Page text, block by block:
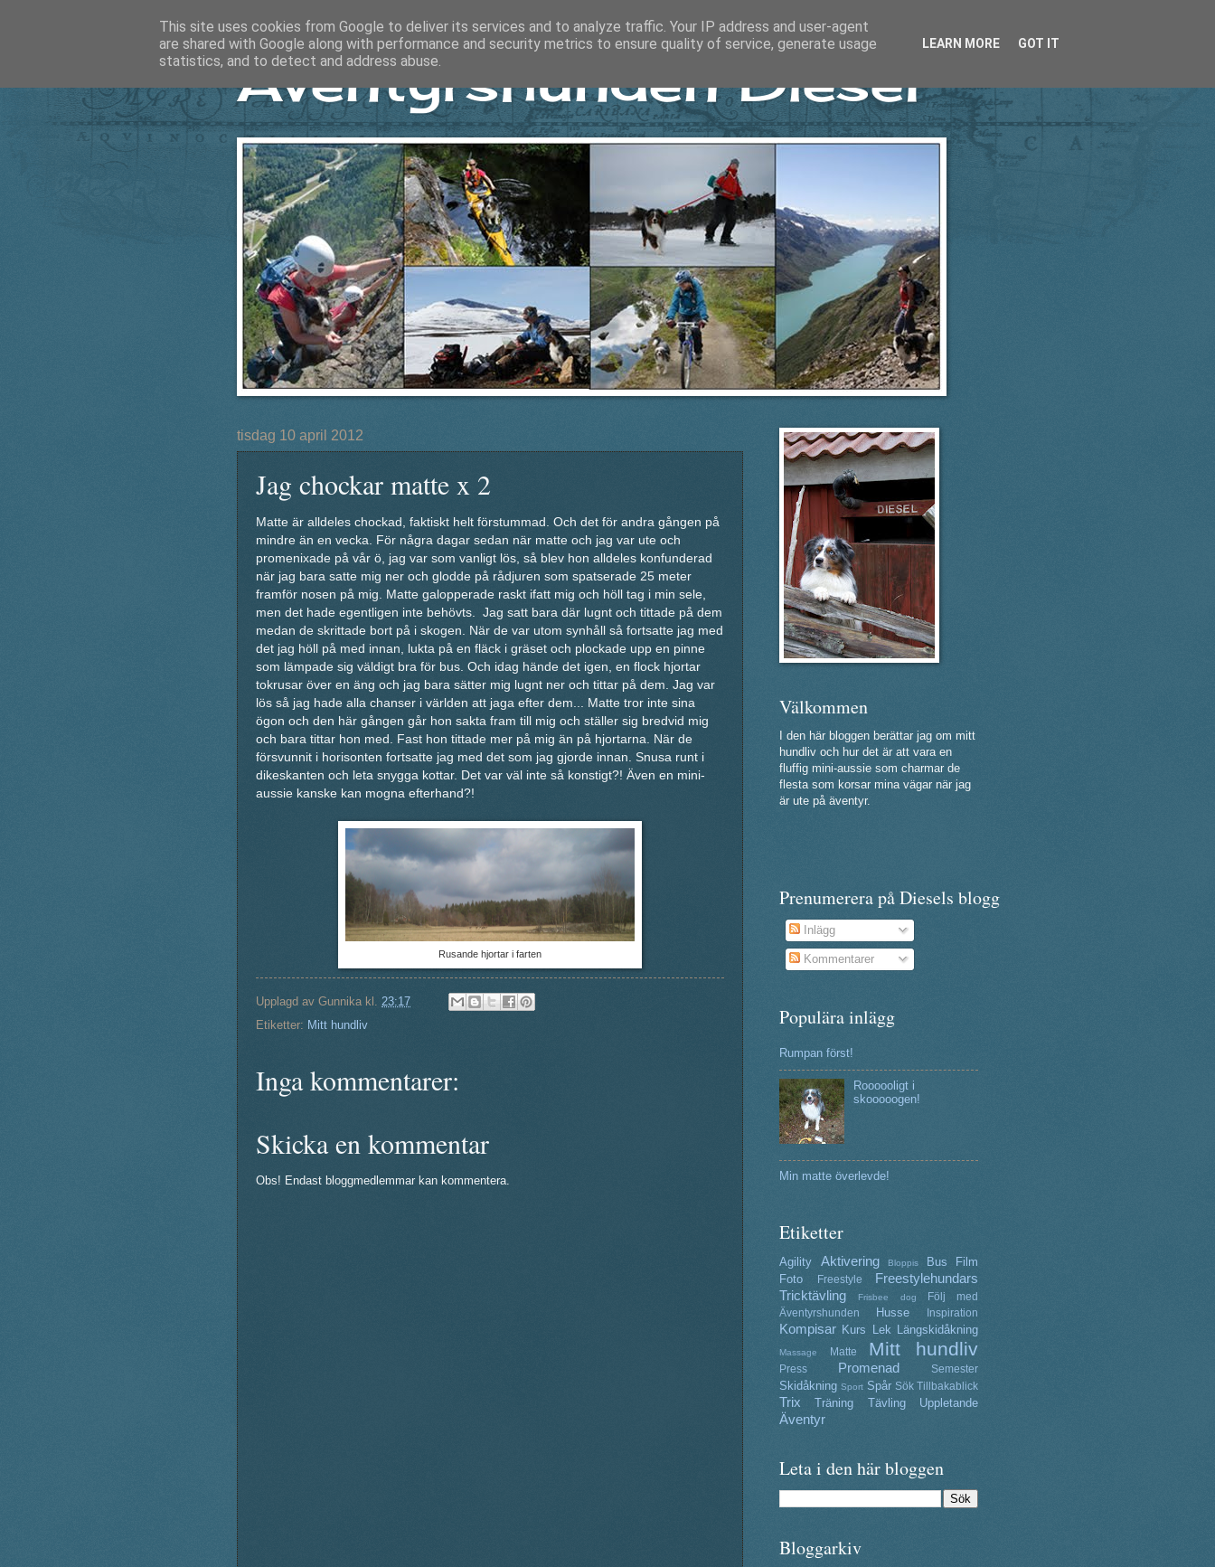
Äventyrshunden Diesel
tisdag 10 april 2012
Jag chockar matte x 2
Matte är alldeles chockad, faktiskt helt förstummad. Och det för andra gången på
mindre än en vecka. För några dagar sedan när matte och jag var ute och
promenixade på vår ö, jag var som vanligt lös, så blev hon alldeles konfunderad
när jag bara satte mig ner och glodde på rådjuren som spatserade 25 meter
framför nosen på mig. Matte galopperade raskt ifatt mig och höll tag i min sele,
men det hade egentligen inte behövts. Jag satt bara där lugnt och tittade på dem
medan de skrittade bort på i skogen. När de var utom synhåll så fortsatte jag med
det jag höll på med innan, lukta på en fläck i gräset och plockade upp en pinne
som lämpade sig väldigt bra för bus. Och idag hände det igen, en flock hjortar
tokrusar över en äng och jag bara sätter mig lugnt ner och tittar på dem. Jag var
lös så jag hade alla chanser i världen att jaga efter dem... Matte tror inte sina
ögon och den här gången går hon sakta fram till mig och ställer sig bredvid mig
och bara tittar hon med. Fast hon tittade mer på mig än på hjortarna. När de
försvunnit i horisonten fortsatte jag med det som jag gjorde innan. Snusa runt i
dikeskanten och leta snygga kottar. Det var väl inte så konstigt?! Även en mini-
aussie kanske kan mogna efterhand?!
Rusande hjortar i farten
Upplagd av Gunnika kl. 23:17
Etiketter: Mitt hundliv
Inga kommentarer:
Skicka en kommentar
Obs! Endast bloggmedlemmar kan kommentera.
Välkommen
I den här bloggen berättar jag om mitt
hundliv och hur det är att vara en
fluffig mini-aussie som charmar de
flesta som korsar mina vägar när jag
är ute på äventyr.
Prenumerera på Diesels blogg
Inlägg
Kommentarer
Populära inlägg
Rumpan först!
Roooooligt i
skooooogen!
Min matte överlevde!
Etiketter
Agility Aktivering Bloppis Bus
Film
Foto
Freestyle
Freestylehundars
Tricktävling
Frisbee dog
Följ med
Äventyrshunden
Husse Inspiration
Kompisar Kurs Lek Längskidåkning
Massage Matte Mitt hundliv
Press Promenad Semester
Skidåkning Sport Spår Sök Tillbakablick
Trix Träning Tävling Uppletande
Äventyr
Leta i den här bloggen
Bloggarkiv
This site uses cookies from Google to deliver its services and to analyze traffic. Your IP address and user-agent
are shared with Google along with performance and security metrics to ensure quality of service, generate usage
statistics, and to detect and address abuse.
LEARN MORE GOT IT